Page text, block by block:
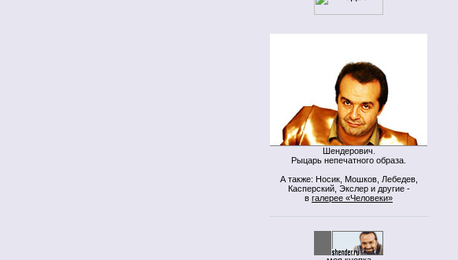
Шендерович.
Рыцарь непечатного образа.
А также: Носик, Мошков, Лебедев,
Касперский, Экслер и другие -
в галерее «Человеки»